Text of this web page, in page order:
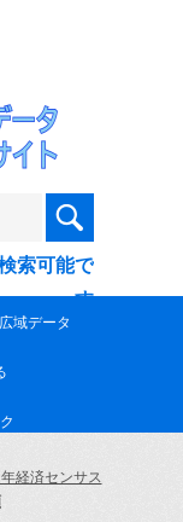
索可能で
す
域データ
経済センサス